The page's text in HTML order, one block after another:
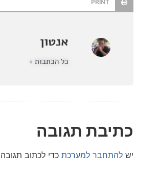
אנטון
תגובה
למערכתכדי לכתוב תגובה.